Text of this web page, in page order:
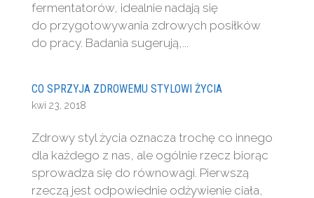
fermentatorów, idealnie nadają się
do przygotowywania zdrowych posiłków
do pracy. Badania sugerują,...
CO SPRZYJA ZDROWEMU STYLOWI ŻYCIA
kwi 23, 2018
Zdrowy styl życia oznacza trochę co innego
dla każdego z nas, ale ogólnie rzecz biorąc
sprowadza się do równowagi. Pierwszą
rzeczą jest odpowiednie odżywienie ciała,